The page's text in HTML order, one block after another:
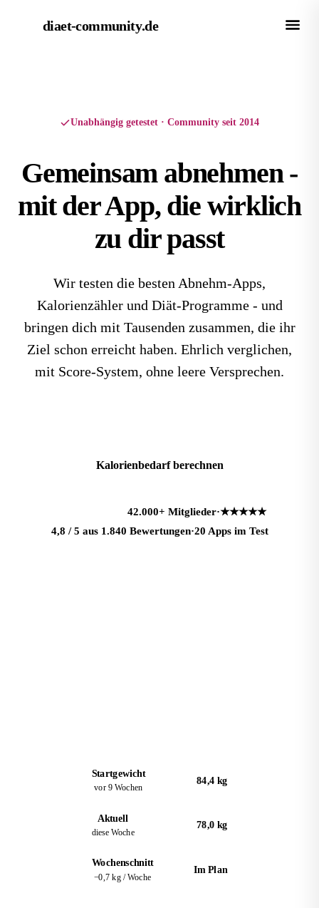
diaet-community.de
Unabhängig getestet · Community seit 2014
Gemeinsam abnehmen-
mit der App, die wirklich
zu dir passt
Wir testen die besten Abnehm-Apps,
Kalorienzähler und Diät-Programme - und
bringen dich mit Tausenden zusammen, die ihr
Ziel schon erreicht haben. Ehrlich verglichen,
mit Score-System, ohne leere Versprechen.
Kalorienbedarf berechnen
42.000+ Mitglieder·★★★★★
4,8 / 5 aus 1.840 Bewertungen·20 Apps im Test
Startgewicht
vor 9 Wochen
84,4 kg
Aktuell
diese Woche
78,0 kg
Wochenschnitt
−0,7 kg / Woche
Im Plan